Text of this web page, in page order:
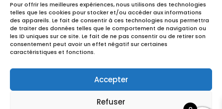
Pour offrir les meilleures expériences, nous utilisons des technologies
telles que les cookies pour stocker et/ou accéder aux informations
des appareils. Le fait de consentir à ces technologies nous permettra
de traiter des données telles que le comportement de navigation ou
les ID uniques sur ce site. Le fait de ne pas consentir ou de retirer son
consentement peut avoir un effet négatif sur certaines
caractéristiques et fonctions.
Accepter
Refuser
Inscrivez-vous à notre newsletter pour recevoir nos offres
exclusives.
S'inscrire